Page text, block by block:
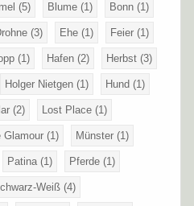
(5) Blume (1) Bonn (1)
(3) Ehe (1) Feier (1)
(1) Hafen (2) Herbst (3)
Holger Nietgen (1) Hund (1)
(2) Lost Place (1)
Glamour (1) Münster (1)
Patina(1) Pferde (1)
Weiß (4)